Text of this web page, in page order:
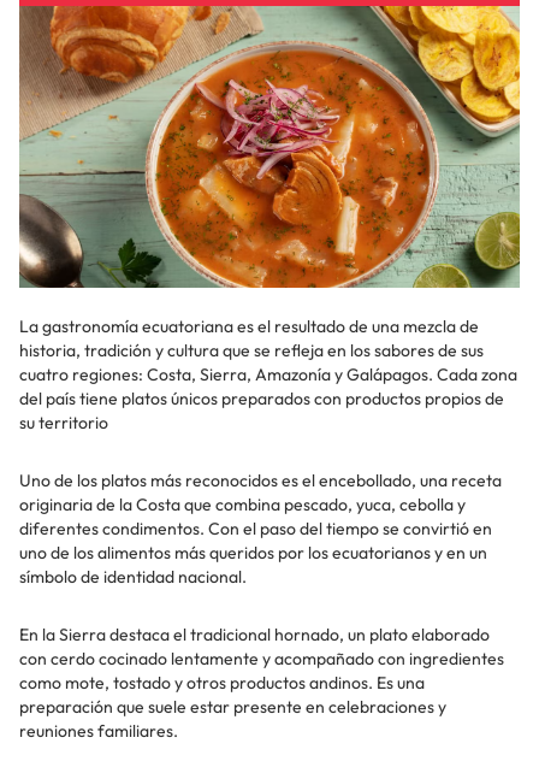
La gastronomía ecuatoriana es el resultado de una mezcla de
historia, tradición y cultura que se refleja en los sabores de sus
cuatro regiones: Costa, Sierra, Amazonía y Galápagos. Cada zona
del país tiene platos únicos preparados con productos propios de
su territorio
Uno de los platos más reconocidos es el encebollado, una receta
originaria de la Costa que combina pescado, yuca, cebolla y
diferentes condimentos. Con el paso del tiempo se convirtió en
uno de los alimentos más queridos por los ecuatorianos y en un
símbolo de identidad nacional.
En la Sierra destaca el tradicional hornado, un plato elaborado
con cerdo cocinado lentamente y acompañado con ingredientes
como mote, tostado y otros productos andinos. Es una
preparación que suele estar presente en celebraciones y
reuniones familiares.